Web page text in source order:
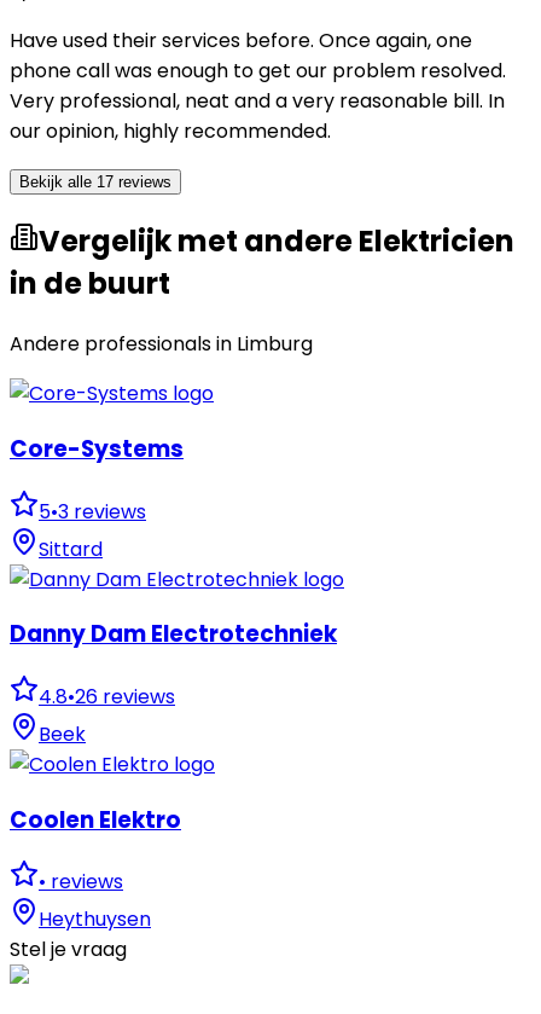
Have used their services before. Once again, one
phone call was enough to get our problem resolved.
Very professional, neat and a very reasonable bill. In
our opinion, highly recommended.
Bekijk alle 17 reviews
Vergelijk met andere Elektricien
in de buurt
Andere professionals in Limburg
Core-Systems
5•3 reviews
Sittard
Danny Dam Electrotechniek
4.8•26 reviews
Beek
Coolen Elektro
• reviews
Heythuysen
Stel je vraag